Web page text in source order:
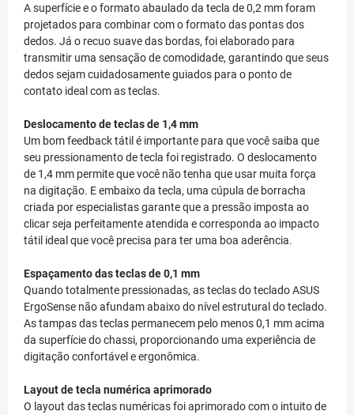
A superfície e o formato abaulado da tecla de 0,2 mm foram
projetados para combinar com o formato das pontas dos
dedos. Já o recuo suave das bordas, foi elaborado para
transmitir uma sensação de comodidade, garantindo que seus
dedos sejam cuidadosamente guiados para o ponto de
contato ideal com as teclas.
Deslocamento de teclas de 1,4 mm
Um bom feedback tátil é importante para que você saiba que
seu pressionamento de tecla foi registrado. O deslocamento
de 1,4 mm permite que você não tenha que usar muita força
na digitação. E embaixo da tecla, uma cúpula de borracha
criada por especialistas garante que a pressão imposta ao
clicar seja perfeitamente atendida e corresponda ao impacto
tátil ideal que você precisa para ter uma boa aderência.
Espaçamento das teclas de 0,1 mm
Quando totalmente pressionadas, as teclas do teclado ASUS
ErgoSense não afundam abaixo do nível estrutural do teclado.
As tampas das teclas permanecem pelo menos 0,1 mm acima
da superfície do chassi, proporcionando uma experiência de
digitação confortável e ergonômica.
Layout de tecla numérica aprimorado
O layout das teclas numéricas foi aprimorado com o intuito de